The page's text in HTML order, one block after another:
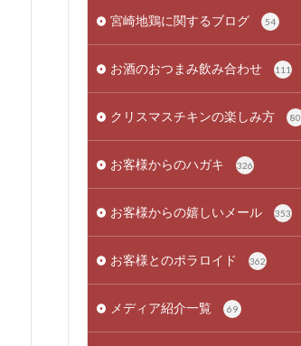
宮崎地鶏に関するブログ 54
お酒のおつまみ飲み合わせ 111
クリスマスチキンの楽しみ方 80
お客様からのハガキ 326
お客様からの嬉しいメール 353
お客様とのポラロイド 362
メディア紹介一覧 69